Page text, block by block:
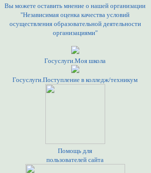
Вы можете оставить мнение о нашей организации
"Независимая оценка качества условий
осуществления образовательной деятельности
организациями"
Госуслуги.Моя школа
Госуслуги.Поступление в колледж/техникум
Помощь для
пользователей сайта